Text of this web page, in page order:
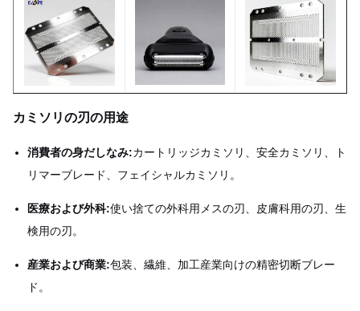
カミソリの刃の用途
消費者の身だしなみ:カートリッジカミソリ、安全カミソリ、ト
リマーブレード、フェイシャルカミソリ。
医療および外科:使い捨ての外科用メスの刃、皮膚科用の刃、生
検用の刃。
産業および商業:包装、繊維、加工産業向けの精密切断ブレー
ド。